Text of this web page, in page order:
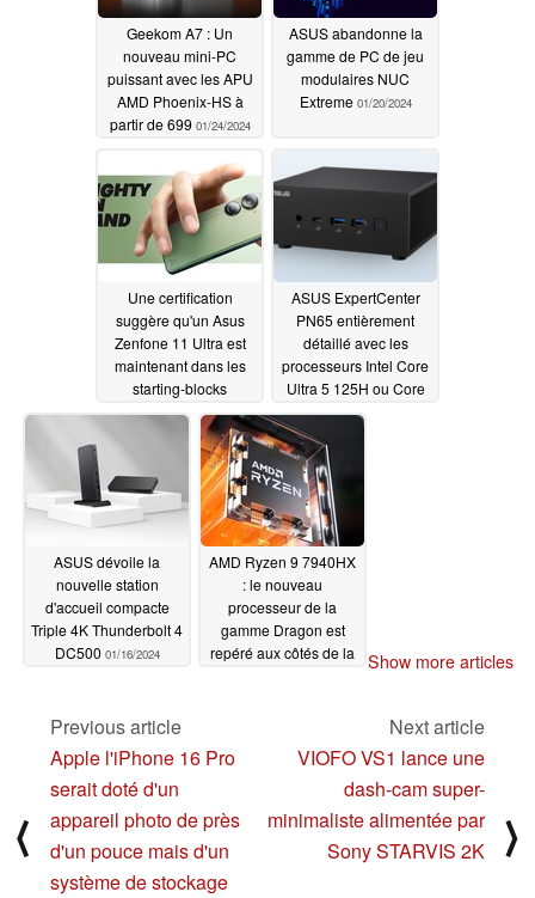
Geekom A7 : Un
nouveau mini-PC
puissant avec les APU
AMD Phoenix-HS à
partir de 699 01/24/2024
ASUS abandonne la
gamme de PC de jeu
modulaires NUC
Extreme 01/20/2024
Une certification
suggère qu'un Asus
Zenfone 11 Ultra est
maintenant dans les
starting-blocks
01/19/2024
ASUS ExpertCenter
PN65 entièrement
détaillé avec les
processeurs Intel Core
Ultra 5 125H ou Core
Ultra 7 155H
ASUS dévoile la
nouvelle station
d'accueil compacte
Triple 4K Thunderbolt 4
DC500 01/16/2024
AMD Ryzen 9 7940HX
: le nouveau
processeur de la
gamme Dragon est
repéré aux côtés de la
Show more articles
⟨
Previous article
Apple l'iPhone 16 Pro
serait doté d'un
appareil photo de près
d'un pouce mais d'un
système de stockage
Next article
VIOFO VS1 lance une
dash-cam super-
minimaliste alimentée par
Sony STARVIS 2K
⟩